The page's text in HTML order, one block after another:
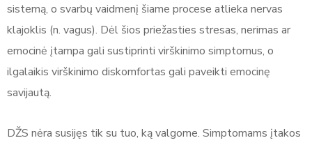
sistemą, o svarbų vaidmenį šiame procese atlieka nervas
klajoklis (n. vagus). Dėl šios priežasties stresas, nerimas ar
emocinė įtampa gali sustiprinti virškinimo simptomus, o
ilgalaikis virškinimo diskomfortas gali paveikti emocinę
savijautą.
DŽS nėra susijęs tik su tuo, ką valgome. Simptomams įtakos